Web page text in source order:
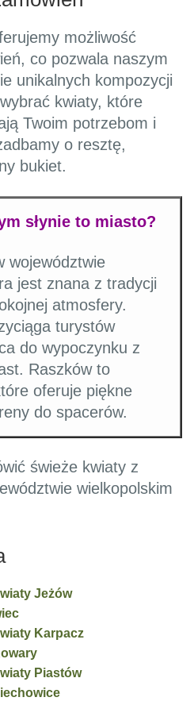
możliwość
co pozwala naszym
unikalnych kompozycji
kwiaty, które
Twoim potrzebom i
o resztę,
bukiet.
słynie to miasto?
województwie
jest znana z tradycji
atmosfery.
turystów
do wypoczynku z
Raszków to
oferuje piękne
do spacerów.
świeże kwiaty z
wielkopolskim
Jeżów
Karpacz
Piastów